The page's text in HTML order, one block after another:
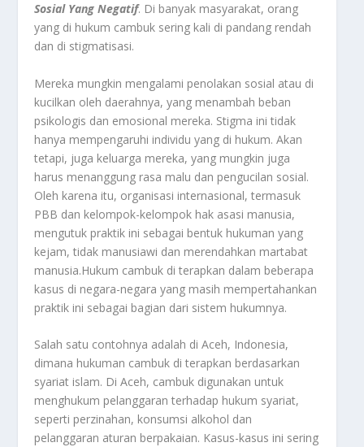
Sosial Yang Negatif. Di banyak masyarakat, orang
yang di hukum cambuk sering kali di pandang rendah
dan di stigmatisasi.
Mereka mungkin mengalami penolakan sosial atau di
kucilkan oleh daerahnya, yang menambah beban
psikologis dan emosional mereka. Stigma ini tidak
hanya mempengaruhi individu yang di hukum. Akan
tetapi, juga keluarga mereka, yang mungkin juga
harus menanggung rasa malu dan pengucilan sosial.
Oleh karena itu, organisasi internasional, termasuk
PBB dan kelompok-kelompok hak asasi manusia,
mengutuk praktik ini sebagai bentuk hukuman yang
kejam, tidak manusiawi dan merendahkan martabat
manusia.Hukum cambuk di terapkan dalam beberapa
kasus di negara-negara yang masih mempertahankan
praktik ini sebagai bagian dari sistem hukumnya.
Salah satu contohnya adalah di Aceh, Indonesia,
dimana hukuman cambuk di terapkan berdasarkan
syariat islam. Di Aceh, cambuk digunakan untuk
menghukum pelanggaran terhadap hukum syariat,
seperti perzinahan, konsumsi alkohol dan
pelanggaran aturan berpakaian. Kasus-kasus ini sering